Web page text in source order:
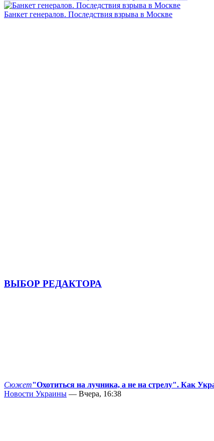
Банкет генералов. Последствия взрыва в Москве
ВЫБОР РЕДАКТОРА
Сюжет"Охотиться на лучника, а не на стрелу". Как
Новости Украины — Вчера, 16:38